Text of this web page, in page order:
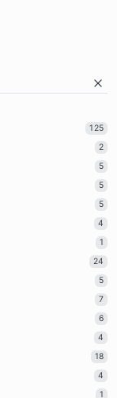
125
2
5
5
5
4
1
24
5
7
6
4
18
4
1